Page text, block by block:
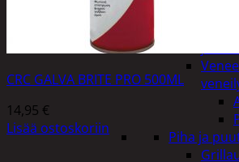
Piha ja
CRC GALVA BRITE PRO 500ML
14,95 €
Lisää ostoskoriin